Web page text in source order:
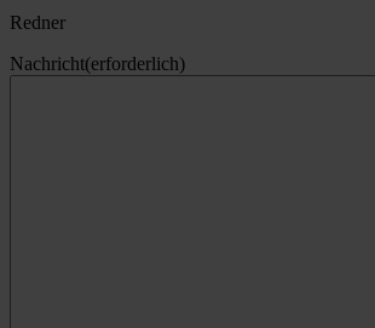
Redner
Nachricht(erforderlich)